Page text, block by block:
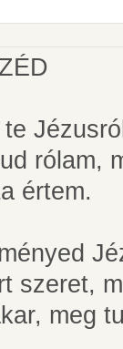
rólam,
értem.
szeret,
meg